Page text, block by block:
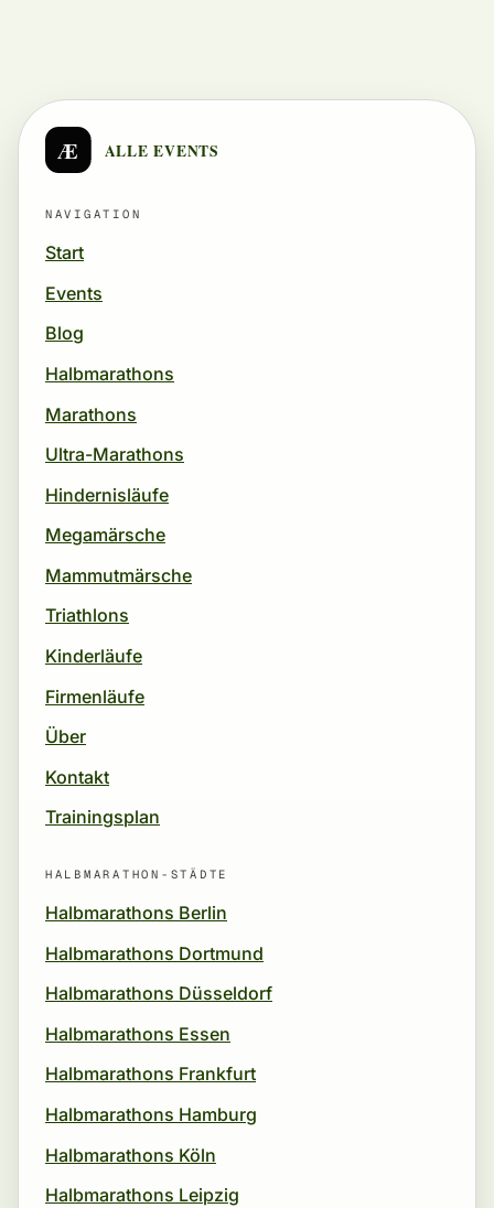
Æ ALLE EVENTS
NAVIGATION
Start
Events
Blog
Halbmarathons
Marathons
Ultra-Marathons
Hindernisläufe
Megamärsche
Mammutmärsche
Triathlons
Kinderläufe
Firmenläufe
Über
Kontakt
Trainingsplan
HALBMARATHON-STÄDTE
Halbmarathons Berlin
Halbmarathons Dortmund
Halbmarathons Düsseldorf
Halbmarathons Essen
Halbmarathons Frankfurt
Halbmarathons Hamburg
Halbmarathons Köln
Halbmarathons Leipzig